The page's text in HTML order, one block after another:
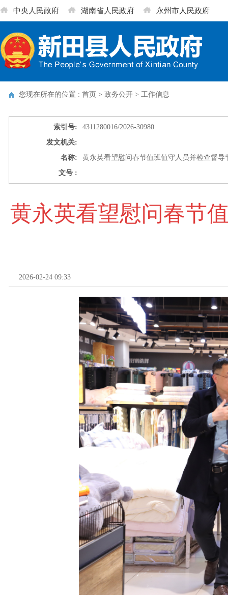
中央人民政府 湖南省人民政府 永州市人民政府
您现在所在的位置 : 首页 > 政务公开 > 工作信息
索引号:
4311280016/2026-30980
发文机关:
名称:
黄永英看望慰问春节值班值守人员并检查督导
文号 :
黄永英看望慰问春节
2026-02-24 09:33